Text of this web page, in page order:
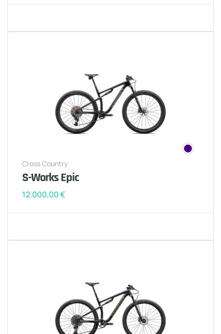
Cross Country
S-Works Epic
12.000,00€